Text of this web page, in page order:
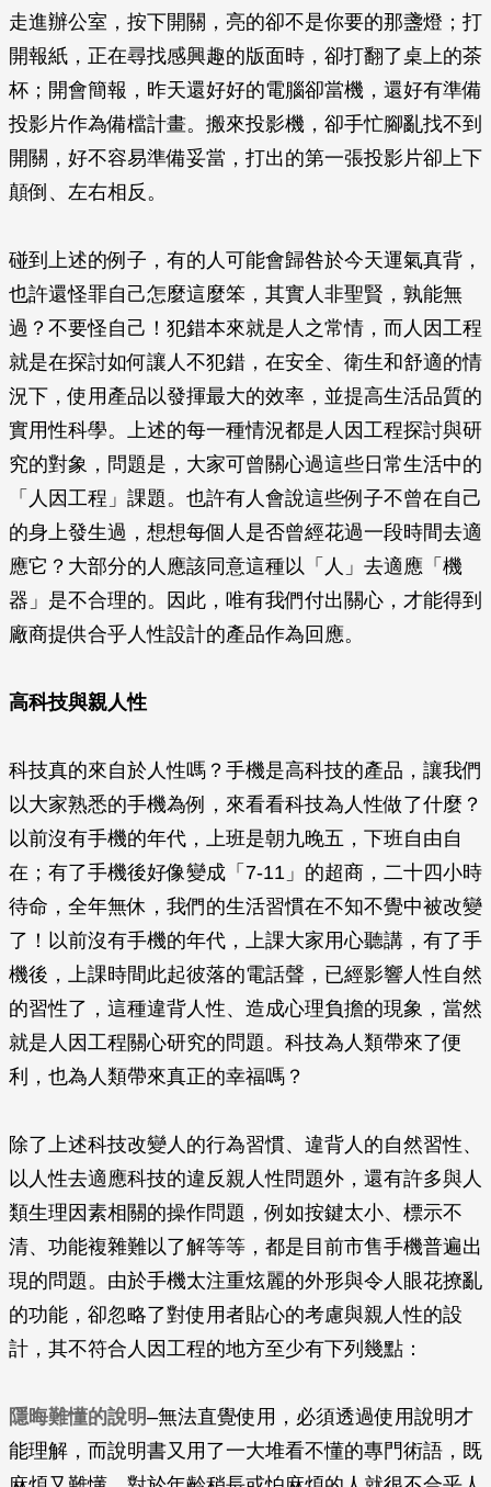
走進辦公室，按下開關，亮的卻不是你要的那盞燈；打
開報紙，正在尋找感興趣的版面時，卻打翻了桌上的茶
杯；開會簡報，昨天還好好的電腦卻當機，還好有準備
投影片作為備檔計畫。搬來投影機，卻手忙腳亂找不到
開關，好不容易準備妥當，打出的第一張投影片卻上下
顛倒、左右相反。
碰到上述的例子，有的人可能會歸咎於今天運氣真背，
也許還怪罪自己怎麼這麼笨，其實人非聖賢，孰能無
過？不要怪自己！犯錯本來就是人之常情，而人因工程
就是在探討如何讓人不犯錯，在安全、衛生和舒適的情
況下，使用產品以發揮最大的效率，並提高生活品質的
實用性科學。上述的每一種情況都是人因工程探討與研
究的對象，問題是，大家可曾關心過這些日常生活中的
「人因工程」課題。也許有人會說這些例子不曾在自己
的身上發生過，想想每個人是否曾經花過一段時間去適
應它？大部分的人應該同意這種以「人」去適應「機
器」是不合理的。因此，唯有我們付出關心，才能得到
廠商提供合乎人性設計的產品作為回應。
高科技與親人性
科技真的來自於人性嗎？手機是高科技的產品，讓我們
以大家熟悉的手機為例，來看看科技為人性做了什麼？
以前沒有手機的年代，上班是朝九晚五，下班自由自
在；有了手機後好像變成「7-11」的超商，二十四小時
待命，全年無休，我們的生活習慣在不知不覺中被改變
了！以前沒有手機的年代，上課大家用心聽講，有了手
機後，上課時間此起彼落的電話聲，已經影響人性自然
的習性了，這種違背人性、造成心理負擔的現象，當然
就是人因工程關心研究的問題。科技為人類帶來了便
利，也為人類帶來真正的幸福嗎？
除了上述科技改變人的行為習慣、違背人的自然習性、
以人性去適應科技的違反親人性問題外，還有許多與人
類生理因素相關的操作問題，例如按鍵太小、標示不
清、功能複雜難以了解等等，都是目前市售手機普遍出
現的問題。由於手機太注重炫麗的外形與令人眼花撩亂
的功能，卻忽略了對使用者貼心的考慮與親人性的設
計，其不符合人因工程的地方至少有下列幾點：
隱晦難懂的說明–無法直覺使用，必須透過使用說明才
能理解，而說明書又用了一大堆看不懂的專門術語，既